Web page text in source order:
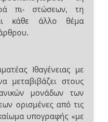
πι- στώσεων, τη
κάθε άλλο θέμα
Ιθαγένειας με
μεταβιβάζει στους
μονάδων των
ορισμένες από τις
υπογραφής «με